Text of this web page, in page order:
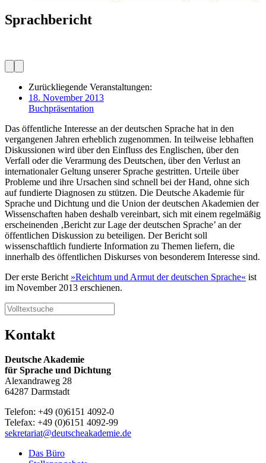
Sprachbericht
Zurückliegende Veranstaltungen:
18. November 2013
Buchpräsentation
Das öffentliche Interesse an der deutschen Sprache hat in den
vergangenen Jahren erheblich zugenommen. In teilweise lebhaften
Diskussionen wird über den Einfluss des Englischen, über den
Verfall oder die Verarmung des Deutschen, über den Verlust an
internationaler Geltung unserer Sprache gestritten. Urteile über
Probleme und ihre Ursachen sind schnell bei der Hand, ohne sich
auf fundierte Diagnosen zu stützen. Die Deutsche Akademie für
Sprache und Dichtung und die Union der deutschen Akademien der
Wissenschaften haben deshalb vereinbart, sich mit einem regelmäßig
erscheinenden ‚Bericht zur Lage der deutschen Sprache’ an der
öffentlichen Diskussion zu beteiligen. Der Bericht soll
wissenschaftlich fundierte Information zu Themen liefern, die
innerhalb des öffentlichen Diskurses von besonderem Interesse sind.
Der erste Bericht »Reichtum und Armut der deutschen Sprache« ist
im November 2013 erschienen.
Kontakt
Deutsche Akademie
für Sprache und Dichtung
Alexandraweg 28
64287 Darmstadt
Telefon: +49 (0)6151 4092-0
Telefax: +49 (0)6151 4092-99
sekretariat@deutscheakademie.de
Das Büro